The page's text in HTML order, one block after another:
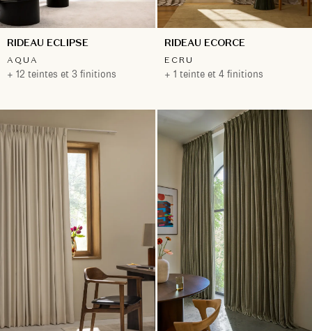
RIDEAU ECLIPSE
AQUA
+ 12 teintes et 3 finitions
RIDEAU ECORCE
ECRU
+ 1 teinte et 4 finitions